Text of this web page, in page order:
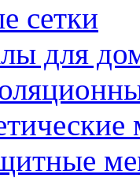
сетки
для